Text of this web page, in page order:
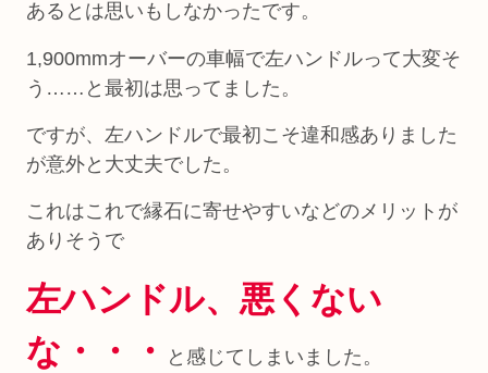
あるとは思いもしなかったです。
1,900mmオーバーの車幅で左ハンドルって大変そ
う……と最初は思ってました。
ですが、左ハンドルで最初こそ違和感ありました
が意外と大丈夫でした。
これはこれで縁石に寄せやすいなどのメリットが
ありそうで
左ハンドル、悪くない
な・・・
と感じてしまいました。